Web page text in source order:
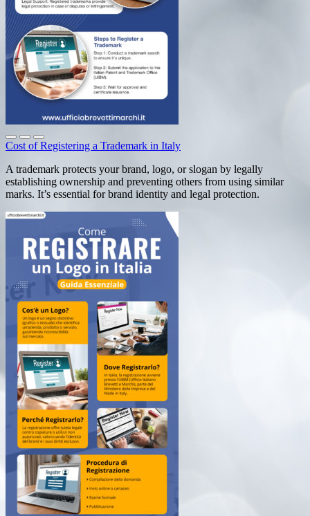
Cost of Registering a Trademark in Italy
A trademark protects your brand, logo, or slogan by legally
establishing ownership and preventing others from using similar
marks. It’s essential for brand identity and legal protection.